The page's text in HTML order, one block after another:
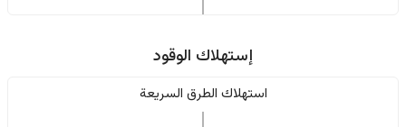
إستهلاك الوقود
استهلاك الطرق السريعة